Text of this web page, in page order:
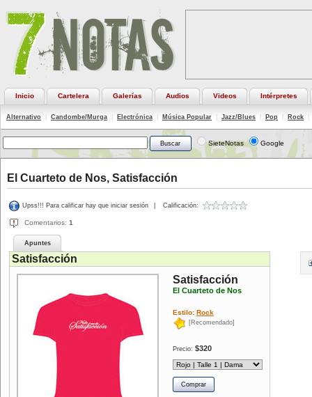
Inicio Cartelera Galerías Audios Videos Intérpretes
Alternativo Candombe/Murga Electrónica Música Popular Jazz/Blues Pop Rock
SieteNotas Google
El Cuarteto de Nos, Satisfacción
Upss!!! Para calificar hay que iniciar sesión Calificación:
Comentarios: 1
Apuntes
Satisfacción
Satisfacción
El Cuarteto de Nos
Estilo: Rock
[Recomendado]
Precio: $320